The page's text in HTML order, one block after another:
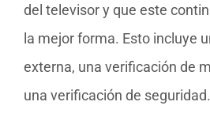
del televisor y que este
la mejor forma. Esto incluye
externa, una verificación de
una verificación de seguridad.